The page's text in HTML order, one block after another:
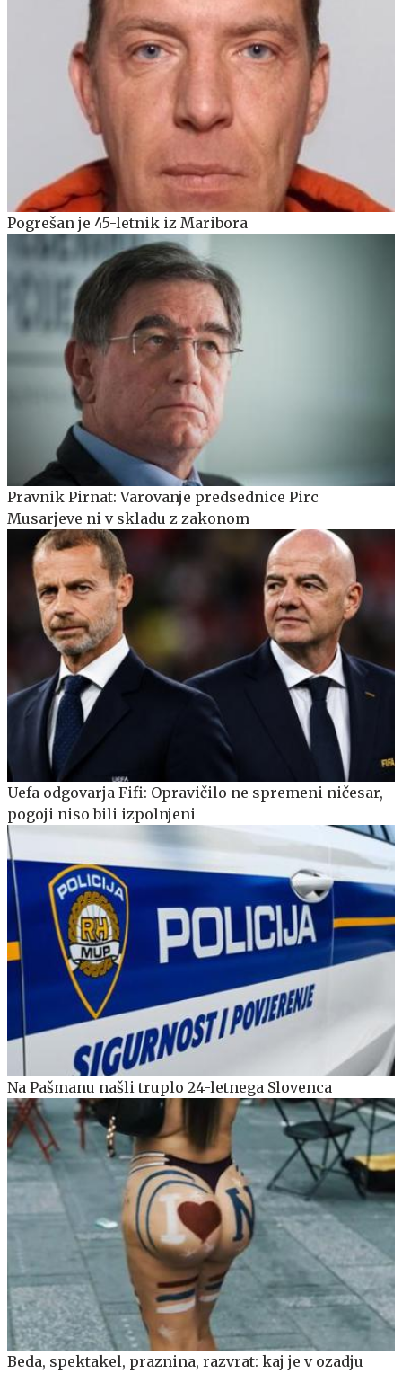
Pogrešan je 45-letnik iz Maribora
Pravnik Pirnat: Varovanje predsednice Pirc
Musarjeve ni v skladu z zakonom
Uefa odgovarja Fifi: Opravičilo ne spremeni ničesar,
pogoji niso bili izpolnjeni
Na Pašmanu našli truplo 24-letnega Slovenca
Beda, spektakel, praznina, razvrat: kaj je v ozadju